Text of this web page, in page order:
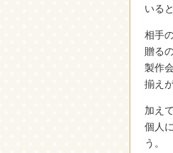
いる
相手
贈る
製作
揃え
加え
個人
う。